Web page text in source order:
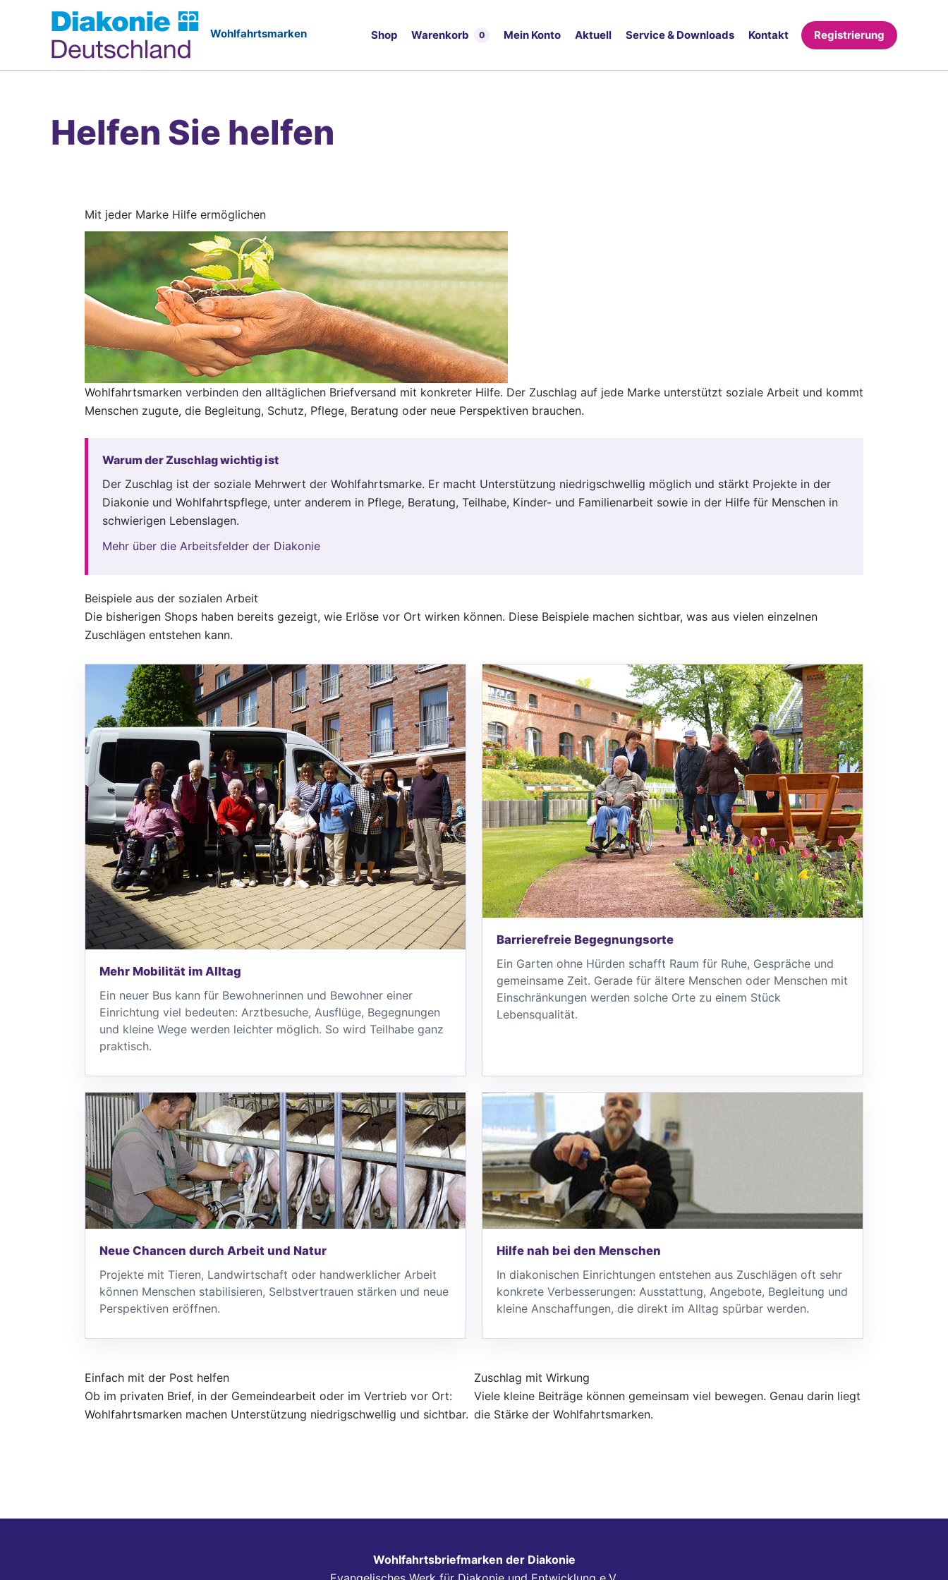
Shop Warenkorb 0 Mein Konto Aktuell Service & Downloads Kontakt Registrierung
Helfen Sie helfen
Mit jeder Marke Hilfe ermöglichen
Wohlfahrtsmarken verbinden den alltäglichen Briefversand mit konkreter Hilfe. Der Zuschlag auf jede Marke unterstützt soziale Arbeit und kommt
Menschen zugute, die Begleitung, Schutz, Pflege, Beratung oder neue Perspektiven brauchen.
Warum der Zuschlag wichtig ist
Der Zuschlag ist der soziale Mehrwert der Wohlfahrtsmarke. Er macht Unterstützung niedrigschwellig möglich und stärkt Projekte in der
Diakonie und Wohlfahrtspflege, unter anderem in Pflege, Beratung, Teilhabe, Kinder- und Familienarbeit sowie in der Hilfe für Menschen in
schwierigen Lebenslagen.
Mehr über die Arbeitsfelder der Diakonie
Beispiele aus der sozialen Arbeit
Die bisherigen Shops haben bereits gezeigt, wie Erlöse vor Ort wirken können. Diese Beispiele machen sichtbar, was aus vielen einzelnen
Zuschlägen entstehen kann.
Mehr Mobilität im Alltag
Ein neuer Bus kann für Bewohnerinnen und Bewohner einer
Einrichtung viel bedeuten: Arztbesuche, Ausflüge, Begegnungen
und kleine Wege werden leichter möglich. So wird Teilhabe ganz
praktisch.
Barrierefreie Begegnungsorte
Ein Garten ohne Hürden schafft Raum für Ruhe, Gespräche und
gemeinsame Zeit. Gerade für ältere Menschen oder Menschen mit
Einschränkungen werden solche Orte zu einem Stück
Lebensqualität.
Neue Chancen durch Arbeit und Natur
Projekte mit Tieren, Landwirtschaft oder handwerklicher Arbeit
können Menschen stabilisieren, Selbstvertrauen stärken und neue
Perspektiven eröffnen.
Hilfe nah bei den Menschen
In diakonischen Einrichtungen entstehen aus Zuschlägen oft sehr
konkrete Verbesserungen: Ausstattung, Angebote, Begleitung und
kleine Anschaffungen, die direkt im Alltag spürbar werden.
Einfach mit der Post helfen
Ob im privaten Brief, in der Gemeindearbeit oder im Vertrieb vor Ort:
Wohlfahrtsmarken machen Unterstützung niedrigschwellig und sichtbar.
Zuschlag mit Wirkung
Viele kleine Beiträge können gemeinsam viel bewegen. Genau darin liegt
die Stärke der Wohlfahrtsmarken.
Wohlfahrtsbriefmarken der Diakonie